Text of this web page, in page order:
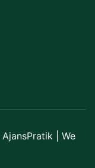
AjansPratik | We